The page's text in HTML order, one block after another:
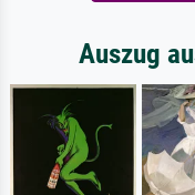
Auszug